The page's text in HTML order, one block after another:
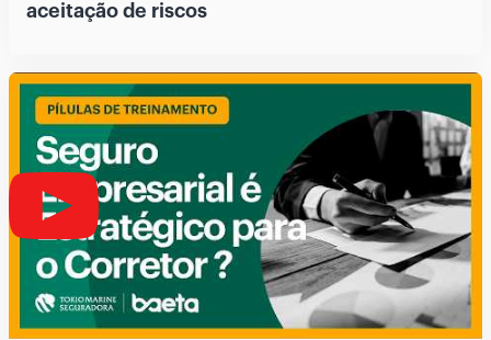
aceitação de riscos